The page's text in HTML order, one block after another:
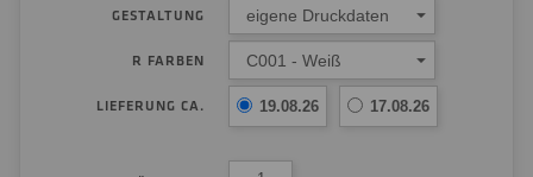
GESTALTUNG eigene Druckdaten
R FARBEN C001 - Weiß
LIEFERUNG CA. 19.08.26 17.08.26